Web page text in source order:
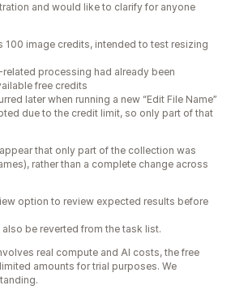
and would like to clarify for anyone
100 image credits, intended to test resizing
processing had already been
free credits
later when running a new “Edit File Name”
due to the credit limit, so only part of that
that only part of the collection was
rather than a complete change across
option to review expected results before
be reverted from the task list.
real compute and AI costs, the free
amounts for trial purposes. We